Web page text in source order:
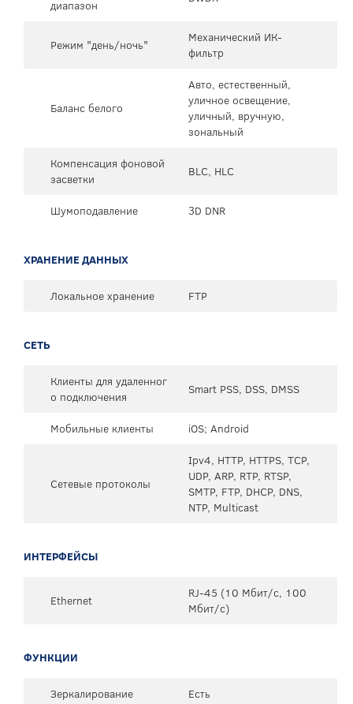
диапазон
Режим "день/ночь"
Механический ИК-
фильтр
Баланс белого
Авто, естественный,
уличное освещение,
уличный, вручную,
зональный
Компенсация фоновой
засветки
BLC, HLC
Шумоподавление 3D DNR
ХРАНЕНИЕ ДАННЫХ
Локальное хранение FTP
СЕТЬ
Клиенты для удаленног
о подключения
Smart PSS, DSS, DMSS
Мобильные клиенты iOS; Android
Сетевые протоколы
Ipv4, HTTP, HTTPS, TCP,
UDP, ARP, RTP, RTSP,
SMTP, FTP, DHCP, DNS,
NTP, Multicast
ИНТЕРФЕЙСЫ
Ethernet
RJ-45 (10 Мбит/с, 100
Мбит/с)
ФУНКЦИИ
Зеркалирование
Есть